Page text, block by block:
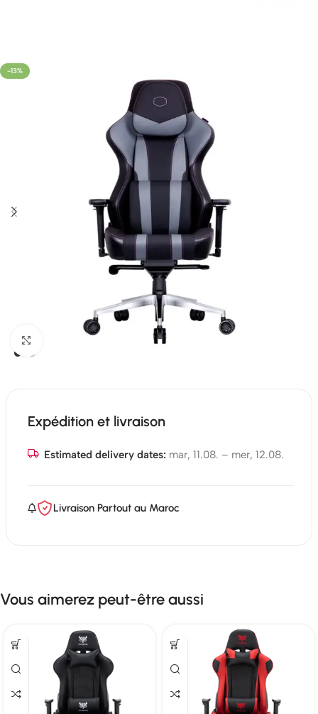
-13%
Expédition et livraison
Estimated delivery dates: mar, 11.08. – mer, 12.08.
Livraison Partout au Maroc
Vous aimerez peut-être aussi